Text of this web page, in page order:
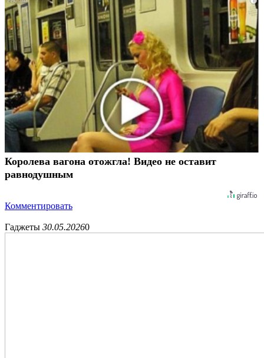
Королева вагона отожгла! Видео не оставит
равнодушным
Комментировать
Гаджеты 30.05.20260